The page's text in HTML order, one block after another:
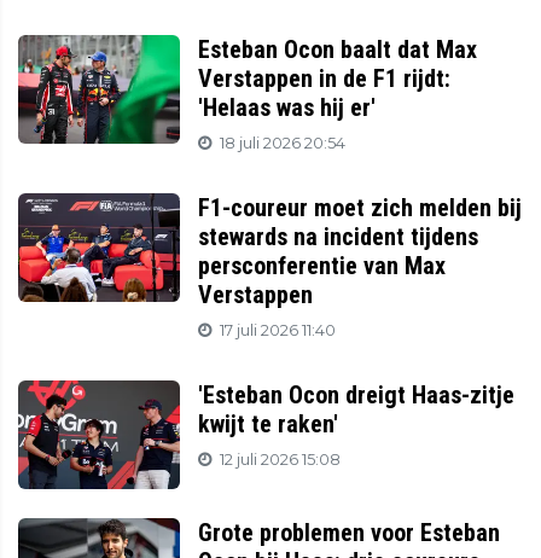
Esteban Ocon baalt dat Max
Verstappen in de F1 rijdt:
'Helaas was hij er'
18 juli 2026 20:54
F1-coureur moet zich melden bij
stewards na incident tijdens
persconferentie van Max
Verstappen
17 juli 2026 11:40
'Esteban Ocon dreigt Haas-zitje
kwijt te raken'
12 juli 2026 15:08
Grote problemen voor Esteban